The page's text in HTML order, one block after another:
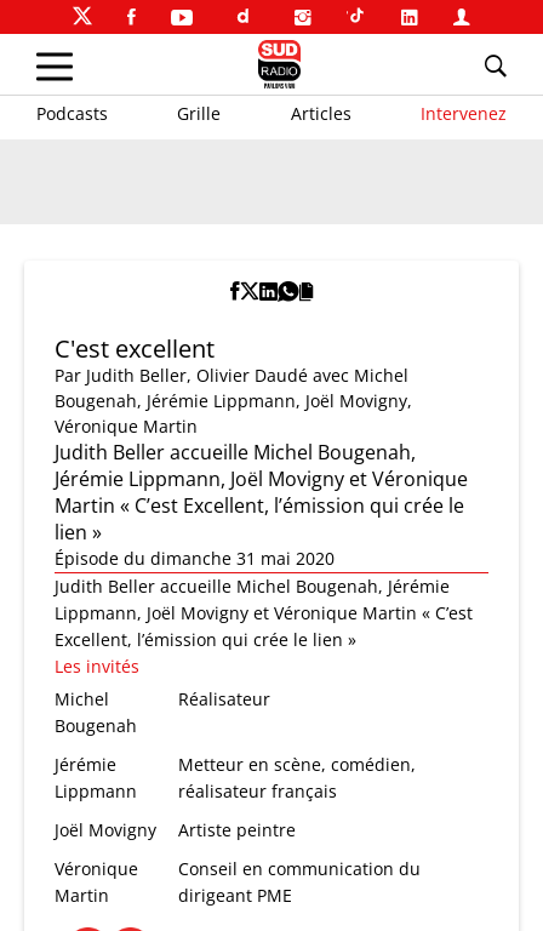
Podcasts Grille Articles Intervenez
C'est excellent
Par Judith Beller, Olivier Daudé avec Michel
Bougenah, Jérémie Lippmann, Joël Movigny,
Véronique Martin
Judith Beller accueille Michel Bougenah,
Jérémie Lippmann, Joël Movigny et Véronique
Martin « C’est Excellent, l’émission qui crée le
lien »
Épisode du dimanche 31 mai 2020
Judith Beller accueille Michel Bougenah, Jérémie
Lippmann, Joël Movigny et Véronique Martin « C’est
Excellent, l’émission qui crée le lien »
Les invités
Michel
Bougenah
Réalisateur
Jérémie
Lippmann
Metteur en scène, comédien,
réalisateur français
Joël Movigny
Artiste peintre
Véronique
Martin
Conseil en communication du
dirigeant PME